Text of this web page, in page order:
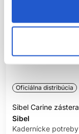
Oficiálna distribúcia
Sibel Carine zástera
Sibel
Kadernícke potreby